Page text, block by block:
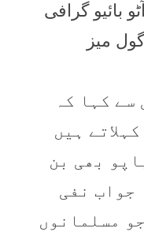
بائیو گرافی
میز
سے کہا کہ
ہیں
بھی بن
جواب نفی
مسلمانوں